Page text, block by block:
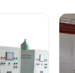
in the
The
...